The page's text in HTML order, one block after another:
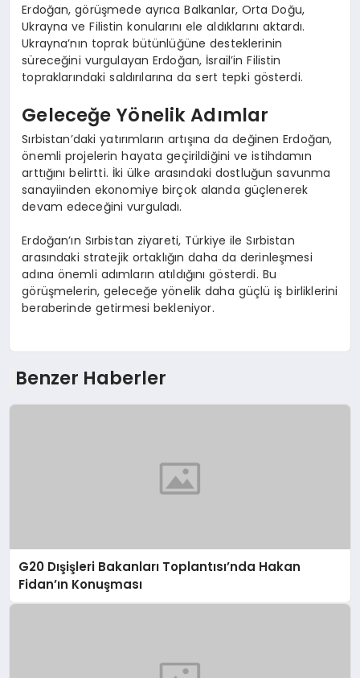
Erdoğan, görüşmede ayrıca Balkanlar, Orta Doğu,
Ukrayna ve Filistin konularını ele aldıklarını aktardı.
Ukrayna’nın toprak bütünlüğüne desteklerinin
süreceğini vurgulayan Erdoğan, İsrail’in Filistin
topraklarındaki saldırılarına da sert tepki gösterdi.
Geleceğe Yönelik Adımlar
Sırbistan’daki yatırımların artışına da değinen Erdoğan,
önemli projelerin hayata geçirildiğini ve istihdamın
arttığını belirtti. İki ülke arasındaki dostluğun savunma
sanayiinden ekonomiye birçok alanda güçlenerek
devam edeceğini vurguladı.
Erdoğan’ın Sırbistan ziyareti, Türkiye ile Sırbistan
arasındaki stratejik ortaklığın daha da derinleşmesi
adına önemli adımların atıldığını gösterdi. Bu
görüşmelerin, geleceğe yönelik daha güçlü iş birliklerini
beraberinde getirmesi bekleniyor.
Benzer Haberler
G20 Dışişleri Bakanları Toplantısı’nda Hakan
Fidan’ın Konuşması